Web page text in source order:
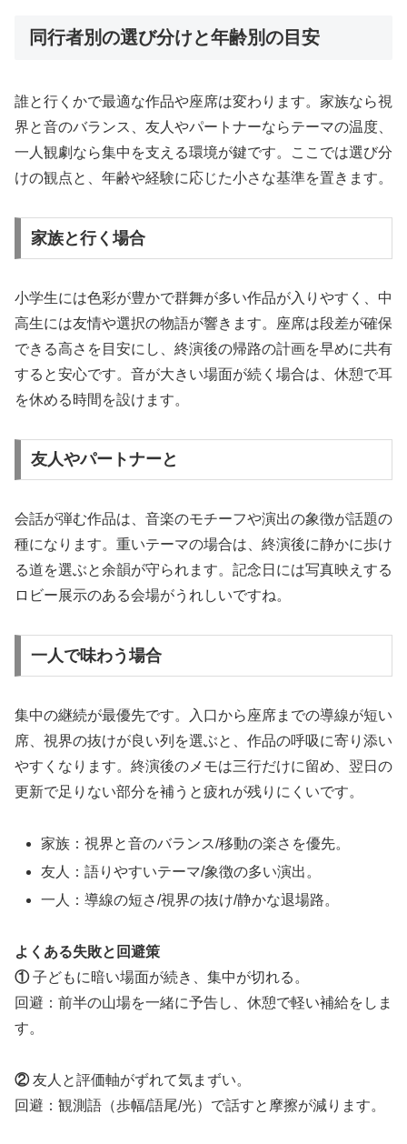
同行者別の選び分けと年齢別の目安
誰と行くかで最適な作品や座席は変わります。家族なら視
界と音のバランス、友人やパートナーならテーマの温度、
一人観劇なら集中を支える環境が鍵です。ここでは選び分
けの観点と、年齢や経験に応じた小さな基準を置きます。
家族と行く場合
小学生には色彩が豊かで群舞が多い作品が入りやすく、中
高生には友情や選択の物語が響きます。座席は段差が確保
できる高さを目安にし、終演後の帰路の計画を早めに共有
すると安心です。音が大きい場面が続く場合は、休憩で耳
を休める時間を設けます。
友人やパートナーと
会話が弾む作品は、音楽のモチーフや演出の象徴が話題の
種になります。重いテーマの場合は、終演後に静かに歩け
る道を選ぶと余韻が守られます。記念日には写真映えする
ロビー展示のある会場がうれしいですね。
一人で味わう場合
集中の継続が最優先です。入口から座席までの導線が短い
席、視界の抜けが良い列を選ぶと、作品の呼吸に寄り添い
やすくなります。終演後のメモは三行だけに留め、翌日の
更新で足りない部分を補うと疲れが残りにくいです。
家族：視界と音のバランス/移動の楽さを優先。
友人：語りやすいテーマ/象徴の多い演出。
一人：導線の短さ/視界の抜け/静かな退場路。
よくある失敗と回避策
①子どもに暗い場面が続き、集中が切れる。
回避：前半の山場を一緒に予告し、休憩で軽い補給をしま
す。
②友人と評価軸がずれて気まずい。
回避：観測語（歩幅/語尾/光）で話すと摩擦が減ります。